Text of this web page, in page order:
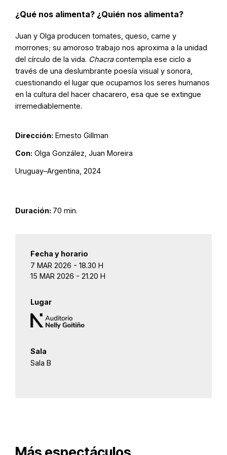
¿Qué nos alimenta? ¿Quién nos alimenta?
Juan y Olga producen tomates, queso, carne y
morrones; su amoroso trabajo nos aproxima a la unidad
del círculo de la vida. Chacracontempla ese ciclo a
través de una deslumbrante poesía visual y sonora,
cuestionando el lugar que ocupamos los seres humanos
en la cultura del hacer chacarero, esa que se extingue
irremediablemente.
Dirección: Ernesto Gillman
Con: Olga González, Juan Moreira
Uruguay–Argentina, 2024
Duración: 70 min.
Fecha y horario
7 MAR 2026 - 18.30 H
15 MAR 2026 - 21.20 H
Lugar
Sala
Sala B